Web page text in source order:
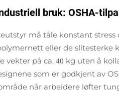
bruk: OSHA-
må tåle konstant
eller de slitesterke
vekter på ca. 40 kg uten å
som er godkjent av
når arbeidere løfter